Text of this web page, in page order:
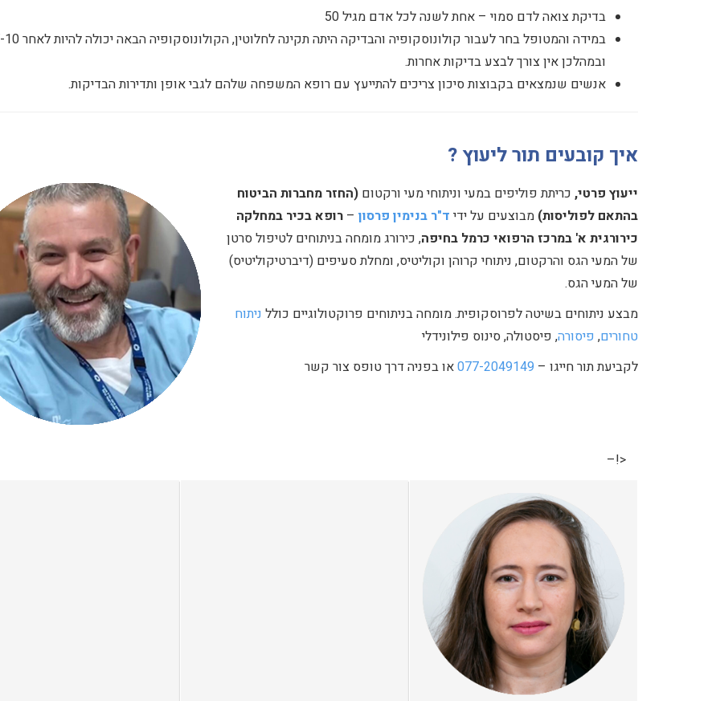
בדיקת צואה לדם סמוי – אחת לשנה לכל אדם מגיל 50
ובמהלכן אין צורך לבצע בדיקות אחרות.
אנשים שנמצאים בקבוצות סיכון צריכים להתייעץ עם רופא המשפחה שלהם לגבי אופן ותדירות הבדיקות.
איך קובעים תור ליעוץ ?
ייעוץ פרטי, כריתת פוליפים במעי וניתוחי מעי ורקטום (החזר מחברות הביטוח
בהתאם לפוליסות) מבוצעים על ידי ד"ר בנימין פרסון – רופא בכיר במחלקה
כירורגית א' במרכז הרפואי כרמל בחיפה, כירורג מומחה בניתוחים לטיפול סרטן
של המעי הגס והרקטום, ניתוחי קרוהן וקוליטיס, ומחלת סעיפים (דיברטיקוליטיס)
של המעי הגס.
מבצע ניתוחים בשיטה לפרוסקופית. מומחה בניתוחים פרוקטולוגיים כולל ניתוח
טחורים, פיסורה, פיסטולה, סינוס פילונידלי
לקביעת תור חייגו – 077-2049149או בפניה דרך טופס צור קשר
<!–